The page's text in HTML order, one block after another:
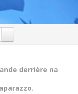
derrière na